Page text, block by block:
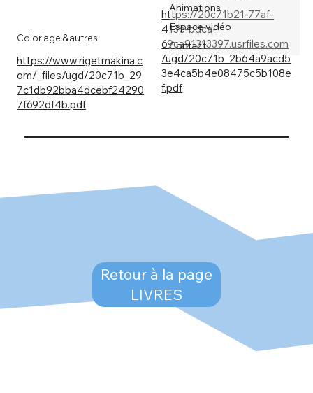
Coloriage & autres
https://www.rigetmakina.c
om/_files/ugd/20c71b_29
7c1db92bba4dcebf24290
7f692df4b.pdf
https://20c71b21-77af-
413c-bdca-
69ca91313397.usrfiles.com
/ugd/20c71b_2b64a9acd5
3e4ca5b4e08475c5b108e
f.pdf
Retour à la page
LIVRES
Animations
Espace vidéo
Contact